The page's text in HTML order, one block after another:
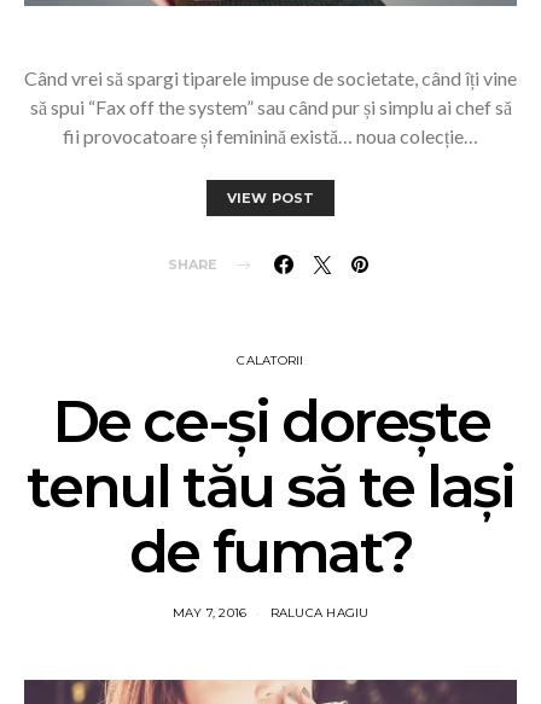
Când vrei să spargi tiparele impuse de societate, când îți vine
să spui “Fax off the system” sau când pur și simplu ai chef să
fii provocatoare și feminină există… noua colecție…
VIEW POST
SHARE
CALATORII
De ce-și dorește
tenul tău să te lași
de fumat?
MAY 7, 2016 RALUCA HAGIU